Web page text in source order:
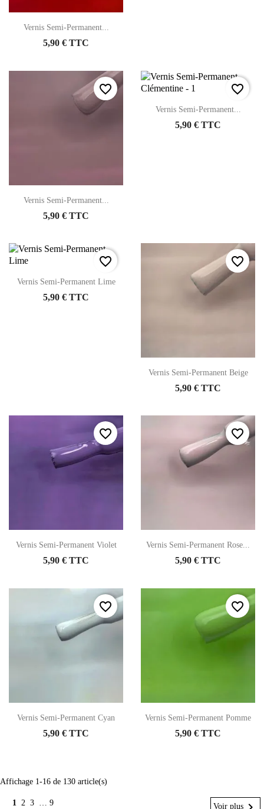
Vernis Semi-Permanent...
5,90 € TTC
Vernis Semi-Permanent...
5,90 € TTC
favorite_border
Vernis Semi-Permanent...
5,90 € TTC
favorite_border
Vernis Semi-Permanent Lime
5,90 € TTC
favorite_border
Vernis Semi-Permanent Beige
5,90 € TTC
favorite_border
Vernis Semi-Permanent Violet
5,90 € TTC
favorite_border
Vernis Semi-Permanent Rose...
5,90 € TTC
favorite_border
Vernis Semi-Permanent Cyan
5,90 € TTC
favorite_border
Vernis Semi-Permanent Pomme
5,90 € TTC
favorite_border
Affichage 1-16 de 130 article(s)
1 2 3 … 9 Voir plus